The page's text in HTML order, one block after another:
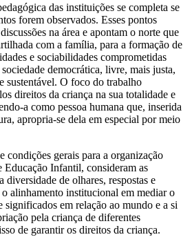
das instituições se completa se
forem observados. Esses pontos
na área e apontam o norte que
com a família, para a formação de
e sociabilidades comprometidas
democrática, livre, mais justa,
sustentável. O foco do trabalho
direitos da criança na sua totalidade e
a como pessoa humana que, inserida
apropria-se dela em especial por meio
condições gerais para a organização
Educação Infantil, consideram as
diversidade de olhares, respostas e
alinhamento institucional em mediar o
significados em relação ao mundo e a si
pela criança de diferentes
de garantir os direitos da criança.